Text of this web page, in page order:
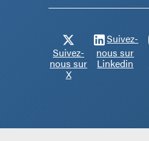
Suivez-
nous sur
X
Suivez-
nous sur
Linkedin